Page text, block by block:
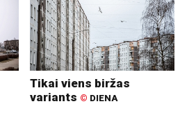
Tikai viens biržas
variants © DIENA